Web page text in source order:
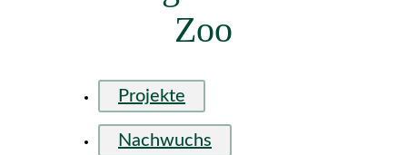
Zoo
Projekte
Nachwuchs